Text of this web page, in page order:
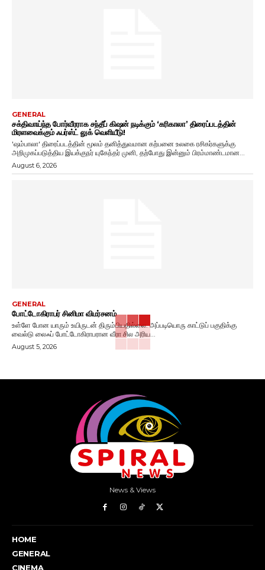
GENERAL
சக்திவாய்ந்த போர்வீரராக சந்தீப் கிஷன் நடிக்கும் ‘கரிகாலா’ திரைப்படத்தின்
மிரளவைக்கும் ஃபர்ஸ்ட் லுக் வெளியீடு!
'ஷம்பாலா' திரைப்படத்தின் மூலம் தனித்துவமான கற்பனை உலகை ரசிகர்களுக்கு
அறிமுகப்படுத்திய இயக்குநர் யுகேந்தர் முனி, தற்போது இன்னும் பிரம்மாண்டமான...
August 6, 2026
GENERAL
போட்டோகிராபர் சினிமா விமர்சனம்
உள்ளே போன யாரும் உயிருடன் திரும்பியதில்லை. அப்படியொரு காட்டுப் பகுதிக்கு
வைல்டு லைஃப் போட்டோகிராபரான வீரா சில அரிய...
August 5, 2026
News & Views
HOME
GENERAL
CINEMA